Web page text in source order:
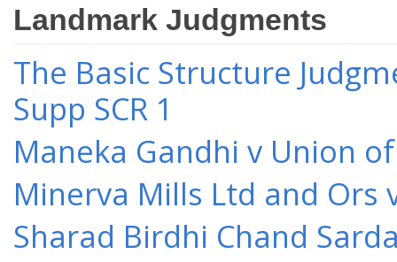
Landmark Judgments
The Basic Structure
Supp SCR 1
Maneka Gandhi v Union
Minerva Mills Ltd and Ors
Sharad Birdhi Chand